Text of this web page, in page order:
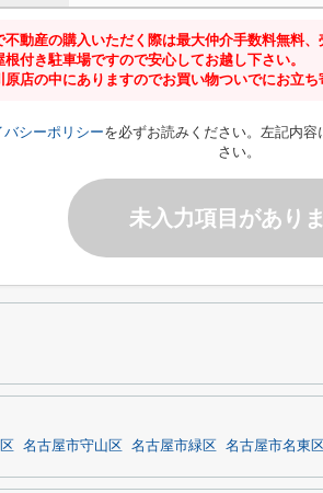
動産の購入いただく際は最大仲介手数料無料、
付き駐車場ですので安心してお越し下さい。
店の中にありますのでお買い物ついでにお立
バシーポリシーを必ずお読みください。左記内
さい。
未入力項目があり
名古屋市守山区 名古屋市緑区 名古屋市名東区